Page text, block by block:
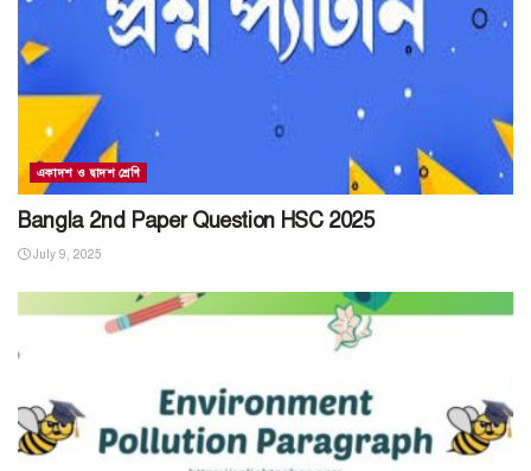
একাদশ ও দ্বাদশ শ্রেণি
Bangla 2nd Paper Question HSC 2025
July 9, 2025